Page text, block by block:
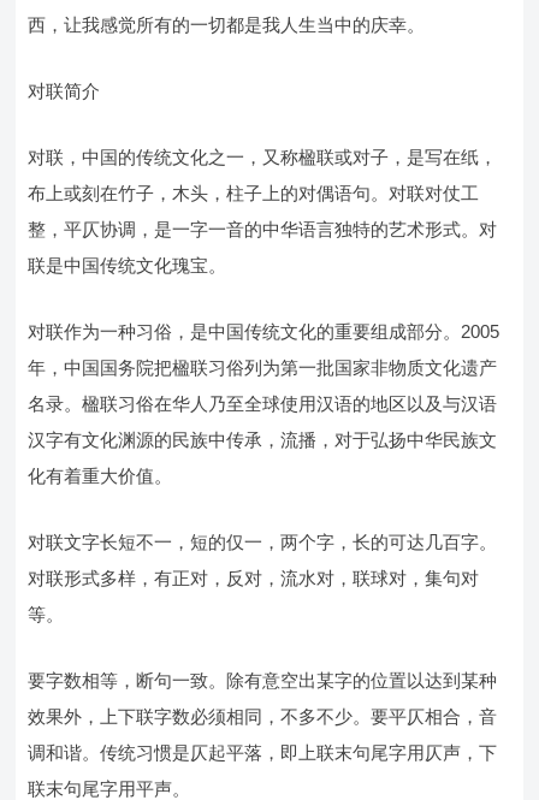
西，让我感觉所有的一切都是我人生当中的庆幸。
对联简介
对联，中国的传统文化之一，又称楹联或对子，是写在纸，
布上或刻在竹子，木头，柱子上的对偶语句。对联对仗工
整，平仄协调，是一字一音的中华语言独特的艺术形式。对
联是中国传统文化瑰宝。
对联作为一种习俗，是中国传统文化的重要组成部分。2005
年，中国国务院把楹联习俗列为第一批国家非物质文化遗产
名录。楹联习俗在华人乃至全球使用汉语的地区以及与汉语
汉字有文化渊源的民族中传承，流播，对于弘扬中华民族文
化有着重大价值。
对联文字长短不一，短的仅一，两个字，长的可达几百字。
对联形式多样，有正对，反对，流水对，联球对，集句对
等。
要字数相等，断句一致。除有意空出某字的位置以达到某种
效果外，上下联字数必须相同，不多不少。要平仄相合，音
调和谐。传统习惯是仄起平落，即上联末句尾字用仄声，下
联末句尾字用平声。